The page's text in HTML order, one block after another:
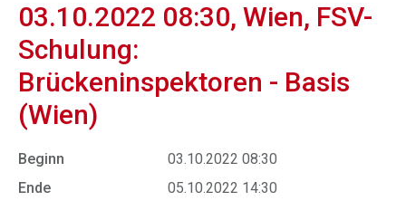
03.10.2022 08:30, Wien, FSV-
Schulung:
Brückeninspektoren - Basis
(Wien)
Beginn
03.10.2022 08:30
Ende
05.10.2022 14:30